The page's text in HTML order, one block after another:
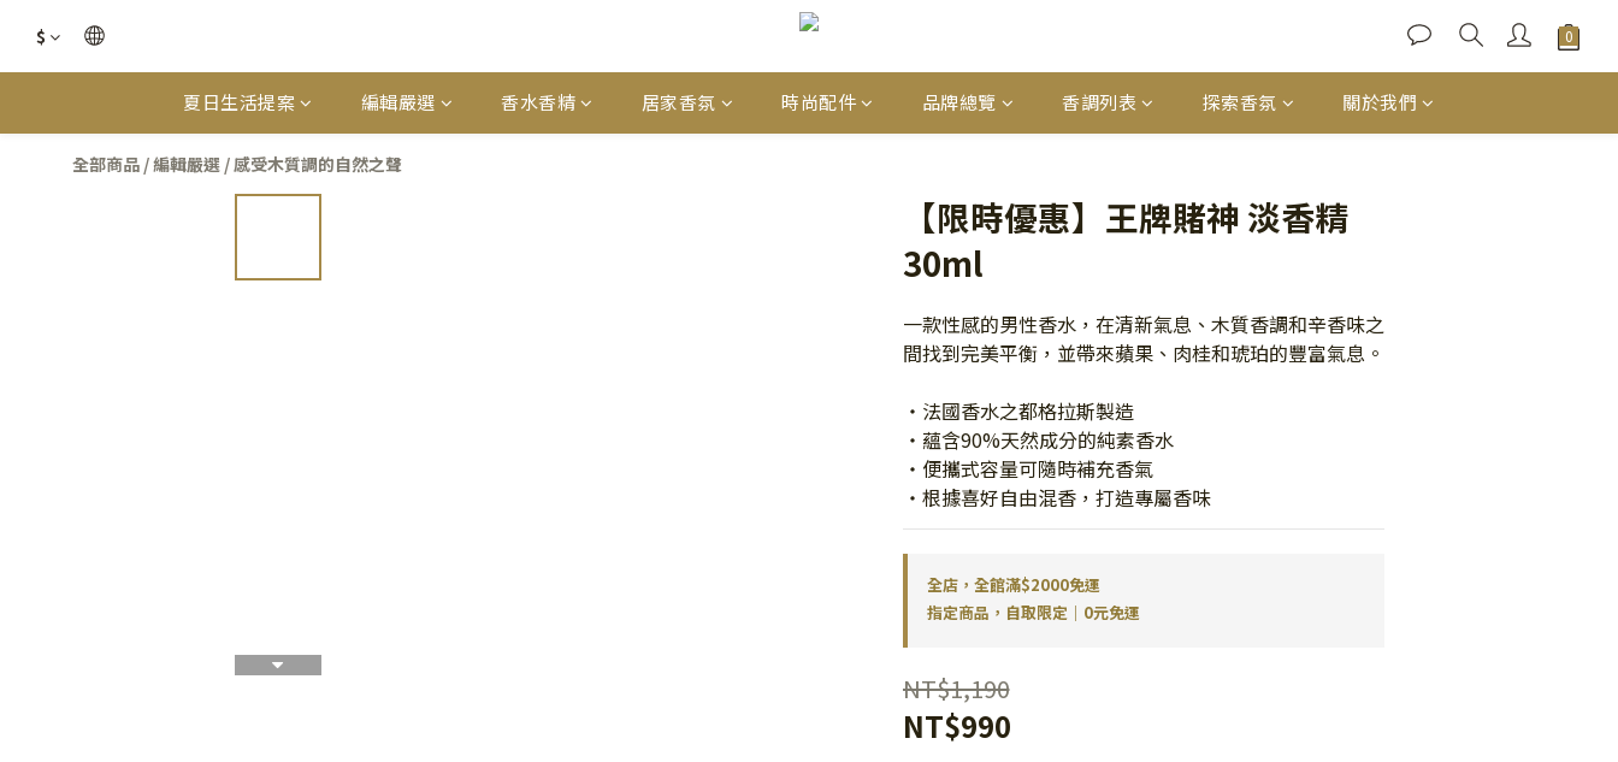
$
夏日生活提案 編輯嚴選 香水香精 居家香氛 時尚配件 品牌總覽 香調列表 探索香氛 關於我們
全部商品 /編輯嚴選 /感受木質調的自然之聲
【限時優惠】王牌賭神 淡香精
30ml
一款性感的男性香水，在清新氣息、木質香調和辛香味之
間找到完美平衡，並帶來蘋果、肉桂和琥珀的豐富氣息。
・法國香水之都格拉斯製造
・蘊含90%天然成分的純素香水
・便攜式容量可隨時補充香氣
・根據喜好自由混香，打造專屬香味
全店，全館滿$2000免運
指定商品，自取限定｜0元免運
NT$1,190
NT$990